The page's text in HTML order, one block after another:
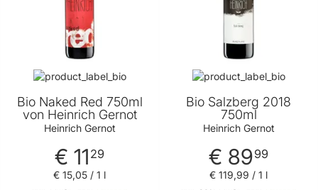
Bio Naked Red 750ml
von Heinrich Gernot
Heinrich Gernot
€ 11 29
€ 15,05 / 1 l
Bio Salzberg 2018
750ml
Heinrich Gernot
€ 8999
€ 119,99 / 1 l